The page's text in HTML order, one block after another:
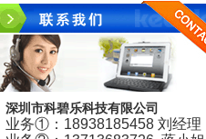
深圳市科碧乐科技有限公司
业务①：18938185458 刘经理